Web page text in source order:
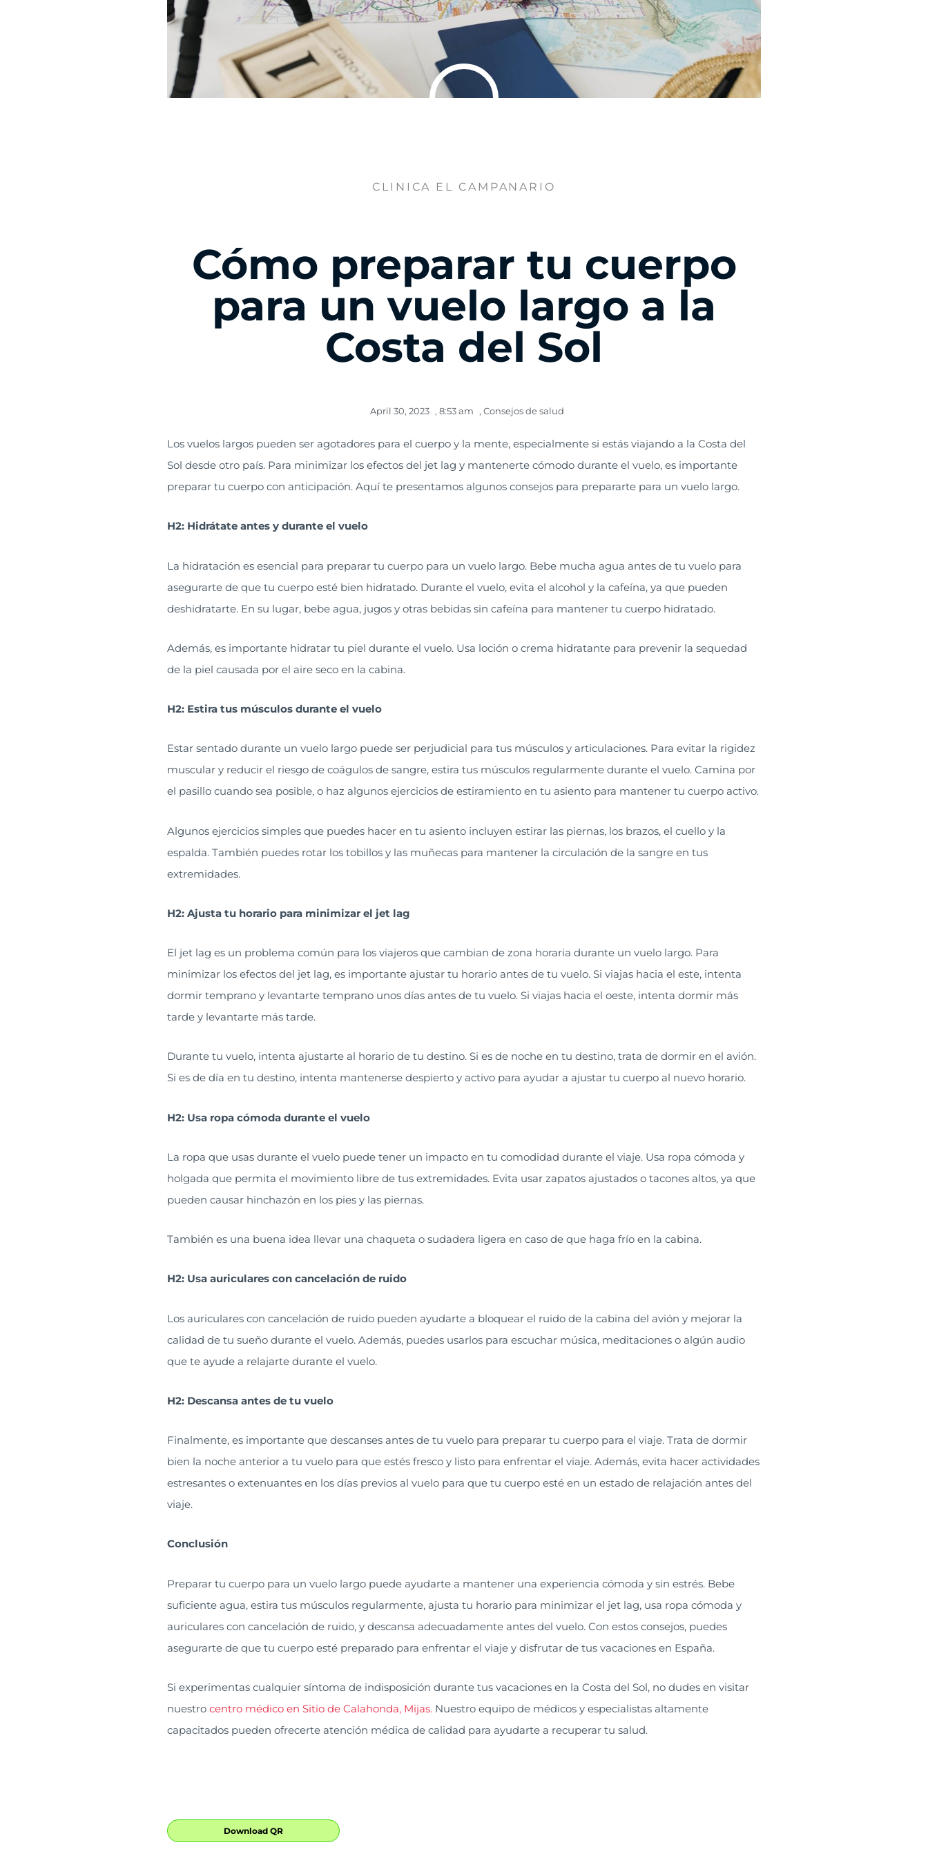
CLINICA EL CAMPANARIO
Cómo preparar tu cuerpo
para un vuelo largo a la
Costa del Sol
April 30, 2023 , 8:53 am , Consejos de salud
Los vuelos largos pueden ser agotadores para el cuerpo y la mente, especialmente si estás viajando a la Costa del
Sol desde otro país. Para minimizar los efectos del jet lag y mantenerte cómodo durante el vuelo, es importante
preparar tu cuerpo con anticipación. Aquí te presentamos algunos consejos para prepararte para un vuelo largo.
H2: Hidrátate antes y durante el vuelo
La hidratación es esencial para preparar tu cuerpo para un vuelo largo. Bebe mucha agua antes de tu vuelo para
asegurarte de que tu cuerpo esté bien hidratado. Durante el vuelo, evita el alcohol y la cafeína, ya que pueden
deshidratarte. En su lugar, bebe agua, jugos y otras bebidas sin cafeína para mantener tu cuerpo hidratado.
Además, es importante hidratar tu piel durante el vuelo. Usa loción o crema hidratante para prevenir la sequedad
de la piel causada por el aire seco en la cabina.
H2: Estira tus músculos durante el vuelo
Estar sentado durante un vuelo largo puede ser perjudicial para tus músculos y articulaciones. Para evitar la rigidez
muscular y reducir el riesgo de coágulos de sangre, estira tus músculos regularmente durante el vuelo. Camina por
el pasillo cuando sea posible, o haz algunos ejercicios de estiramiento en tu asiento para mantener tu cuerpo activo.
Algunos ejercicios simples que puedes hacer en tu asiento incluyen estirar las piernas, los brazos, el cuello y la
espalda. También puedes rotar los tobillos y las muñecas para mantener la circulación de la sangre en tus
extremidades.
H2: Ajusta tu horario para minimizar el jet lag
El jet lag es un problema común para los viajeros que cambian de zona horaria durante un vuelo largo. Para
minimizar los efectos del jet lag, es importante ajustar tu horario antes de tu vuelo. Si viajas hacia el este, intenta
dormir temprano y levantarte temprano unos días antes de tu vuelo. Si viajas hacia el oeste, intenta dormir más
tarde y levantarte más tarde.
Durante tu vuelo, intenta ajustarte al horario de tu destino. Si es de noche en tu destino, trata de dormir en el avión.
Si es de día en tu destino, intenta mantenerse despierto y activo para ayudar a ajustar tu cuerpo al nuevo horario.
H2: Usa ropa cómoda durante el vuelo
La ropa que usas durante el vuelo puede tener un impacto en tu comodidad durante el viaje. Usa ropa cómoda y
holgada que permita el movimiento libre de tus extremidades. Evita usar zapatos ajustados o tacones altos, ya que
pueden causar hinchazón en los pies y las piernas.
También es una buena idea llevar una chaqueta o sudadera ligera en caso de que haga frío en la cabina.
H2: Usa auriculares con cancelación de ruido
Los auriculares con cancelación de ruido pueden ayudarte a bloquear el ruido de la cabina del avión y mejorar la
calidad de tu sueño durante el vuelo. Además, puedes usarlos para escuchar música, meditaciones o algún audio
que te ayude a relajarte durante el vuelo.
H2: Descansa antes de tu vuelo
Finalmente, es importante que descanses antes de tu vuelo para preparar tu cuerpo para el viaje. Trata de dormir
bien la noche anterior a tu vuelo para que estés fresco y listo para enfrentar el viaje. Además, evita hacer actividades
estresantes o extenuantes en los días previos al vuelo para que tu cuerpo esté en un estado de relajación antes del
viaje.
Conclusión
Preparar tu cuerpo para un vuelo largo puede ayudarte a mantener una experiencia cómoda y sin estrés. Bebe
suficiente agua, estira tus músculos regularmente, ajusta tu horario para minimizar el jet lag, usa ropa cómoda y
auriculares con cancelación de ruido, y descansa adecuadamente antes del vuelo. Con estos consejos, puedes
asegurarte de que tu cuerpo esté preparado para enfrentar el viaje y disfrutar de tus vacaciones en España.
Si experimentas cualquier síntoma de indisposición durante tus vacaciones en la Costa del Sol, no dudes en visitar
nuestro centro médico en Sitio de Calahonda, Mijas. Nuestro equipo de médicos y especialistas altamente
capacitados pueden ofrecerte atención médica de calidad para ayudarte a recuperar tu salud.
Download QR